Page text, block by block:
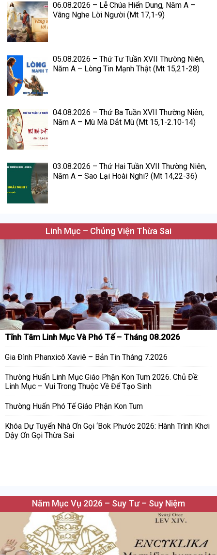
06.08.2026 – Lễ Chúa Hiển Dung, Năm A –
Vâng Nghe Lời Người (Mt 17,1-9)
05.08.2026 – Thứ Tư Tuần XVII Thường Niên,
Năm A – Lòng Tin Mạnh Thật (Mt 15,21-28)
04.08.2026 – Thứ Ba Tuần XVII Thường Niên,
Năm A – Mù Mà Dắt Mù (Mt 15,1-2.10-14)
03.08.2026 – Thứ Hai Tuần XVII Thường Niên,
Năm A – Sao Lại Hoài Nghi? (Mt 14,22-36)
Linh Mục – Chủng Viện Thừa Sai
Tĩnh Tâm Linh Mục Và Phó Tế – Tháng 08.2026
Gia Đình Phanxicô Xaviê – Bản Tin Tháng 7.2026
Thường Huấn Linh Mục Giáo Phận Kon Tum 2026. Chủ Đề:
Linh Mục – Vui Trong Thuộc Về Để Tạo Sinh
Thường Huấn Phó Tế Giáo Phận Kon Tum
Khóa Dự Tuyển Nhà Ơn Gọi ‘Bok Phước 2026: Hành Trình Khơi
Dậy Ơn Gọi Thừa Sai
Năm Mục Vụ 2026 – Suy Tư – Suy Niệm